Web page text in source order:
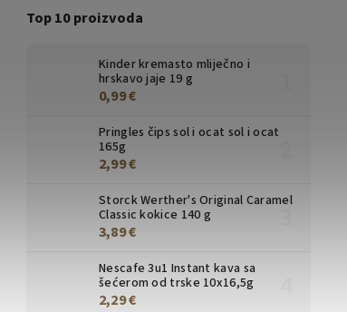
Top 10 proizvoda
Kinder kremasto mliječno i
hrskavo jaje 19 g
0,99 €
Pringles čips sol i ocat sol i ocat
165g
2,99 €
Storck Werther's Original Caramel
Classic kokice 140 g
3,89 €
Nescafe 3u1 Instant kava sa
šećerom od trske 10x16,5g
2,29 €